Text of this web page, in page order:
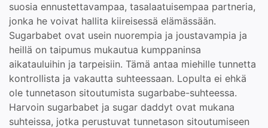
suosia ennustettavampaa, tasalaatuisempaa partneria,
jonka he voivat hallita kiireisessä elämässään.
Sugarbabet ovat usein nuorempia ja joustavampia ja
heillä on taipumus mukautua kumppaninsa
aikatauluihin ja tarpeisiin. Tämä antaa miehille tunnetta
kontrollista ja vakautta suhteessaan. Lopulta ei ehkä
ole tunnetason sitoutumista sugarbabe-suhteessa.
Harvoin sugarbabet ja sugar daddyt ovat mukana
suhteissa, jotka perustuvat tunnetason sitoutumiseen